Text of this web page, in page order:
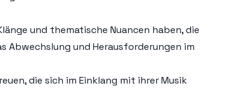
und thematische Nuancen haben, die
Abwechslung und Herausforderungen im
die sich im Einklang mit ihrer Musik